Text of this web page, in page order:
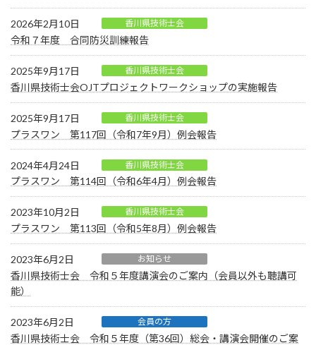
2026年2月10日 香川県技術士会
令和７年度 合同防災訓練報告
2025年9月17日 香川県技術士会
香川県技術士会OJTプロジェクトワークショップの実施報告
2025年9月17日 香川県技術士会
プラスワン 第117回（令和7年9月）例会報告
2024年4月24日 香川県技術士会
プラスワン 第114回（令和6年4月）例会報告
2023年10月2日 香川県技術士会
プラスワン 第113回（令和5年8月）例会報告
2023年6月2日 お知らせ
香川県技術士会 令和５年度講演会のご案内（会員以外も聴講可
能）
2023年6月2日 会員の方
香川県技術士会 令和５年度（第36回）総会・講演会開催のご案